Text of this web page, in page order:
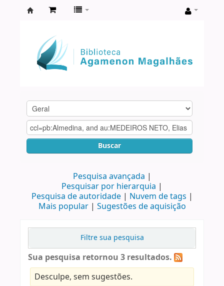
Agamenon
Magalhães
Buscar
Pesquisa avançada
Pesquisar por hierarquia
Pesquisa de autoridade
Nuvem de tags
Mais popular
Sugestões de aquisição
Filtre sua pesquisa
Sua pesquisa retornou 3 resultados.
Desculpe, sem sugestões.